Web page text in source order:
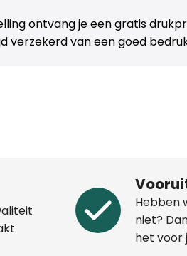
ontvang je een gratis
verzekerd van een goed
Hebben
niet?
het voor